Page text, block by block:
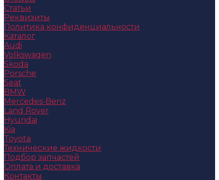
Статьи
Реквизиты
Политика конфиденциальности
Каталог
Audi
Volkswagen
Skoda
Porsche
Seat
BMW
Mercedes-Benz
Land Rover
Hyundai
Kia
Toyota
Технические жидкости
Подбор запчастей
Оплата и доставка
Контакты